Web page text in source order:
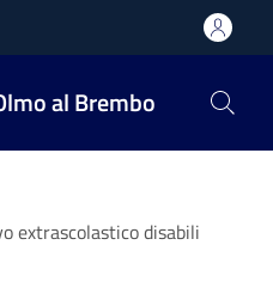
al Brembo
extrascolastico disabili